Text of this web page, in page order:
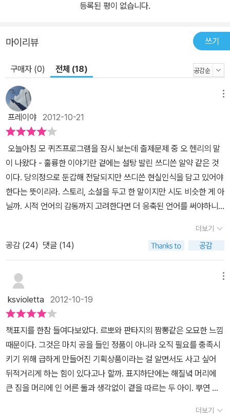
등록된 평이 없습니다.
마이리뷰 쓰기
구매자 (0) 전체 (18)
프레이야2012-10-21
오늘아침 모 퀴즈프로그램을 잠시 보는데 출제문제 중 오 헨리의 말
이 나왔다 - 훌륭한 이야기란 겉에는 설탕 발린 쓰디쓴 알약 같은 것
이다. 당의정으로 둔갑해 전달되지만 쓰디쓴 현실인식을 담고 있어야
한다는 뜻이리라. 스토리, 소설을 두고 한 말이지만 시도 비슷한 게 아
닐까. 시적 언어의 감동까지 고려한다면 더 응축된 언어를 써야하니
될 거라는 생각이 든다. 여고시절 책 강매 사건(?) 후 담임선생님에
게 내 나름의 억울함과 진심어린 심정을 전달하기 위해 이상화의 시
'빼앗긴 들에도 봄은 오는가'를 시 노트에서 옮겨 편지로 전해드렸다.
당돌했지만 그 일은 선생님에게 모종의 충격을 드렸던지, '너, 참 그
렇게 빡빡해서는 세상 살기 쉽지 않겠다'는 막막한 눈빛으로 빤히 내
눈을 뚫어져라 보시며 조근조근 훈계하시던 노처녀 선생님. 그분도
지금은 어디선가 세월의 놀빛을 따라 물들어가고 계시겠지. 일흔 넘
은 엄마가 소중히 갖고 계시던 조병화, 천상병 시집도 이제는 날강날
강 곰팡이 나는 누런 종이가 되었다. 언젠가 시를 좋아한 엄마가 쓴 수
필(굳이 분류하자면) 한 편을 내게 주셨는데 읽다가 눈시울에 젖은 나
는 같은 사건의 기억으로도 엄마의 진실과 나의 진실은 이렇게 차이
가 나는구나,하는 생각에 정신이 번쩍 났다. 그때 이후 엄마의 문학소
녀 같은 감성을 좀더 일찍 펼칠 수 있게 해드렸더라면 하는 아쉬움이
더보기
공감 (24) 댓글 (14)
ksvioletta 2012-10-19
책표지를 한참 들여다보았다. 르뽀와 판타지의 짬뽕같은 오묘한 느낌
때문이다. 그것은 마치 공을 들인 정품이 아니라 오직 필요를 충족시
키기 위해 급하게 만들어진 기획상품이라는 걸 알면서도 사고 싶어
뒤적거리게 하는 힘이 있다고나 할까. 표지하단에는 해질녘 머리에
큰 짐을 머리에 인 어른 둘과 생각없이 곁을 따르는 두 아이. 뿌연 하
더보기